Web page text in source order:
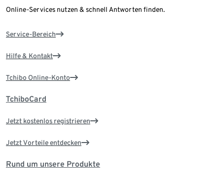
Online-Services nutzen & schnell Antworten finden.
Service-Bereich
Hilfe & Kontakt
Tchibo Online-Konto
TchiboCard
Jetzt kostenlos registrieren
Jetzt Vorteile entdecken
Rund um unsere Produkte